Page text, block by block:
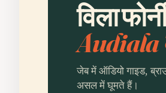
विला
जेब में ऑडियो गाइड,
असल में घूमते हैं।